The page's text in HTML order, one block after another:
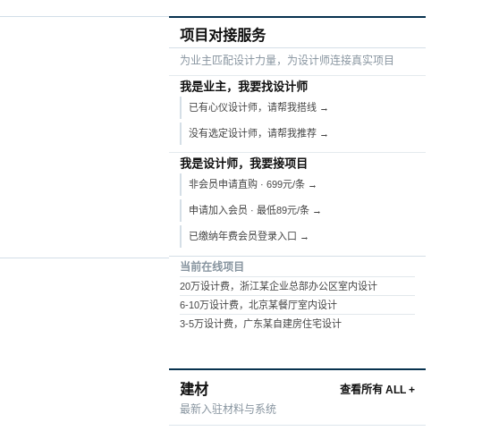
项目对接服务
为业主匹配设计力量，为设计师连接真实项目
我是业主，我要找设计师
已有心仪设计师，请帮我搭线 →
没有选定设计师，请帮我推荐 →
我是设计师，我要接项目
非会员申请直购 · 699元/条 →
申请加入会员 · 最低89元/条 →
已缴纳年费会员登录入口 →
当前在线项目
20万设计费，浙江某企业总部办公区室内设计
6-10万设计费，北京某餐厅室内设计
3-5万设计费，广东某自建房住宅设计
建材
查看所有 ALL +
最新入驻材料与系统